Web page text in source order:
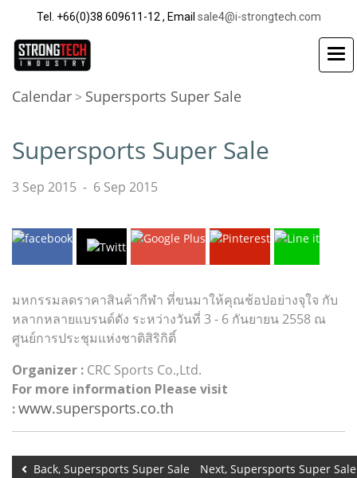
Tel. +66(0)38 609611-12 , Email sale4@i-strongtech.com
Calendar > Supersports Super Sale
Supersports Super Sale
3 Sep 2015 - 6 Sep 2015
มหกรรมลดราคาสินค้ากีฬา ที่ขนมาให้คุณช้อปอย่างจุใจ กับ
หลากหลายแบรนด์ดัง ระหว่างวันที่ 3 - 6 กันยายน 2558 ณ
ศูนย์การประชุมแห่งชาติสิริกิติ์
Organizer : CRC Sports Co.,Ltd.
For more information Please visit
:www.supersports.co.th
Back, Supersports Super Sale Next, Supersports Super